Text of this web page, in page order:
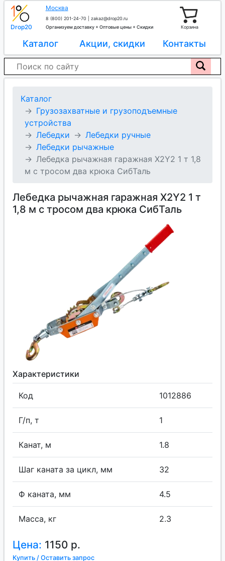
Drop20
Москва
8 (800) 201-24-70
zakaz@drop20.ru
Организуем доставку + Оптовые цены + Скидки
Корзина
Каталог Акции, скидки Контакты
Каталог
Грузозахватные и грузоподъемные
устройства
Лебедки
Лебедки ручные
Лебедки рычажные
Лебедка рычажная гаражная X2Y2 1 т 1,8
м с тросом два крюка СибТаль
Лебедка рычажная гаражная X2Y2 1 т
1,8 м с тросом два крюка СибТаль
Характеристики
Код 1012886
Г/п, т 1
Канат, м 1.8
Шаг каната за цикл, мм 32
Ф каната, мм 4.5
Масса, кг 2.3
Цена: 1150 р.
Купить / Оставить запрос